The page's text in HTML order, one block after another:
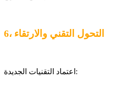
6، التحول التقني والارتقاء
اعتماد التقنيات الجديدة: